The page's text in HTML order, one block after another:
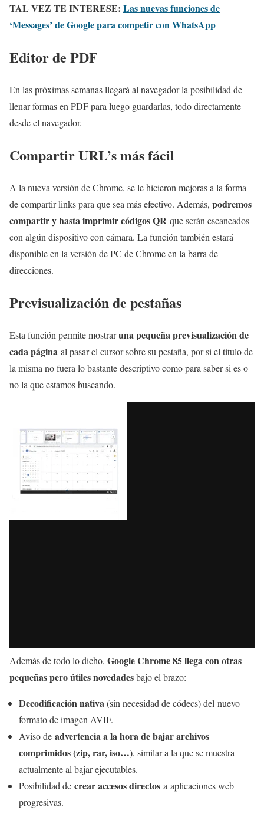
TAL VEZ TE INTERESE: Las nuevas funciones de
‘Messages’ de Google para competir con WhatsApp
Editor de PDF
En las próximas semanas llegará al navegador la posibilidad de
llenar formas en PDF para luego guardarlas, todo directamente
desde el navegador.
Compartir URL’s más fácil
A la nueva versión de Chrome, se le hicieron mejoras a la forma
de compartir links para que sea más efectivo. Además, podremos
compartir y hasta imprimir códigos QR que serán escaneados
con algún dispositivo con cámara. La función también estará
disponible en la versión de PC de Chrome en la barra de
direcciones.
Previsualización de pestañas
Esta función permite mostraruna pequeña previsualización de
cada página al pasar el cursor sobre su pestaña, por si el título de
la misma no fuera lo bastante descriptivo como para saber si es o
no la que estamos buscando.
Además de todo lo dicho, Google Chrome 85 llega con otras
pequeñas pero útiles novedadesbajo el brazo:
Decodificación nativa(sin necesidad de códecs) del nuevo
formato de imagen AVIF.
Aviso de advertencia a la hora de bajar archivos
comprimidos (zip, rar, iso…), similar a la que se muestra
actualmente al bajar ejecutables.
Posibilidad de crear accesos directos a aplicaciones web
progresivas.